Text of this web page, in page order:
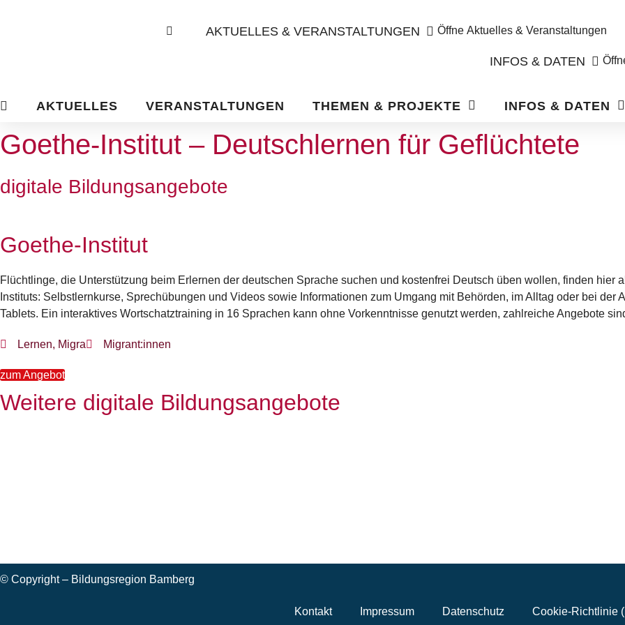
AKTUELLES & VERANSTALTUNGEN Öffne Aktuelles & Veranstaltungen
INFOS & DATEN
AKTUELLES VERANSTALTUNGEN THEMEN & PROJEKTE INFOS & DATEN
Goethe-Institut – Deutschlernen für Geflüchtete
digitale Bildungsangebote
Goethe-Institut
Flüchtlinge, die Unterstützung beim Erlernen der deutschen Sprache suchen und kostenfrei Deutsch üben wollen, finden hier
Instituts: Selbstlernkurse, Sprechübungen und Videos sowie Informationen zum Umgang mit Behörden, im Alltag oder bei
Tablets. Ein interaktives Wortschatztraining in 16 Sprachen kann ohne Vorkenntnisse genutzt werden, zahlreiche Angebote
Lernen, Migra Migrant:innen
zum Angebot
Weitere digitale Bildungsangebote
© Copyright – Bildungsregion Bamberg
Kontakt Impressum Datenschutz Cookie-Richtlinie